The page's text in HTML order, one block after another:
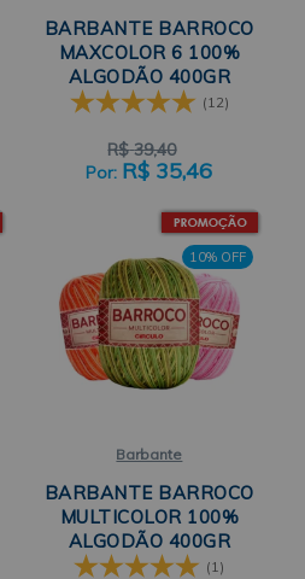
BARBANTE BARROCO
MAXCOLOR 6 100%
ALGODÃO 400GR
CÍRCULO
(12)
R$ 39,40
R$ 35,46
10% OFF
Barbante
BARBANTE BARROCO
MULTICOLOR 100%
ALGODÃO 400GR
CÍRCULO
(1)